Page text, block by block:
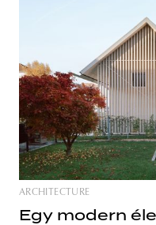
ARCHITECTURE
Egy modern